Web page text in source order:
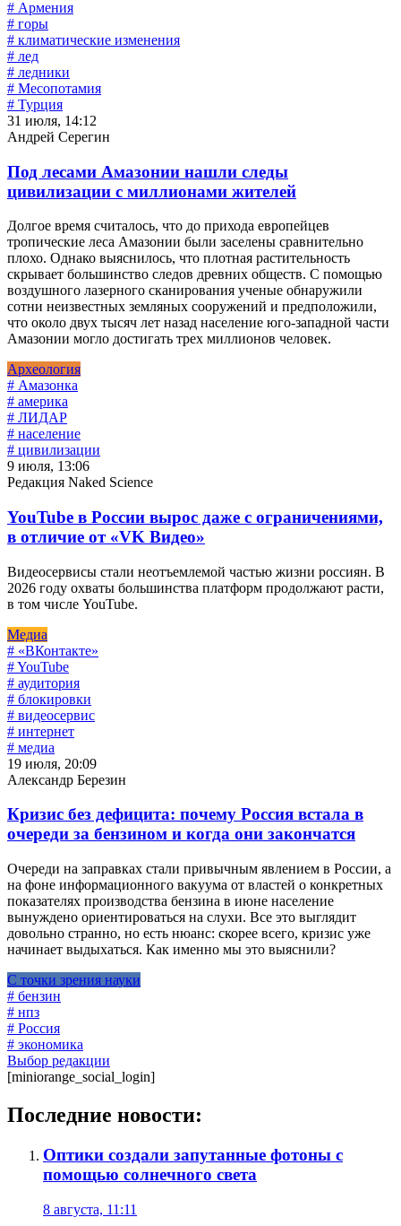
# Армения
# горы
# климатические изменения
# лед
# ледники
# Месопотамия
# Турция
31 июля, 14:12
Андрей Серегин
Под лесами Амазонии нашли следы
цивилизации с миллионами жителей
Долгое время считалось, что до прихода европейцев
тропические леса Амазонии были заселены сравнительно
плохо. Однако выяснилось, что плотная растительность
скрывает большинство следов древних обществ. С помощью
воздушного лазерного сканирования ученые обнаружили
сотни неизвестных земляных сооружений и предположили,
что около двух тысяч лет назад население юго-западной части
Амазонии могло достигать трех миллионов человек.
Археология
# Амазонка
# америка
# ЛИДАР
# население
# цивилизации
9 июля, 13:06
Редакция Naked Science
YouTube в России вырос даже с ограничениями,
в отличие от «VK Видео»
Видеосервисы стали неотъемлемой частью жизни россиян. В
2026 году охваты большинства платформ продолжают расти,
в том числе YouTube.
Медиа
# «ВКонтакте»
# YouTube
# аудитория
# блокировки
# видеосервис
# интернет
# медиа
19 июля, 20:09
Александр Березин
Кризис без дефицита: почему Россия встала в
очереди за бензином и когда они закончатся
Очереди на заправках стали привычным явлением в России, а
на фоне информационного вакуума от властей о конкретных
показателях производства бензина в июне население
вынуждено ориентироваться на слухи. Все это выглядит
довольно странно, но есть нюанс: скорее всего, кризис уже
начинает выдыхаться. Как именно мы это выяснили?
С точки зрения науки
# бензин
# нпз
# Россия
# экономика
Выбор редакции
[miniorange_social_login]
Последние новости:
Оптики создали запутанные фотоны с
помощью солнечного света
8 августа, 11:11